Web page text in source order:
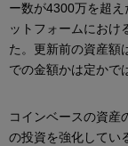
ー数が4300万を超
ットフォームにおけ
た。更新前の資産額
での金額かは定かで
コインベースの資産
の投資を強化してい